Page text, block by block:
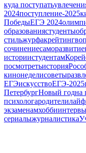
куда поступать
2024поступление-2025
ПобедыЕГЭ 2024
образованиястуденты
стильжурфакрейтинг
сочинениесаморазвитие
историистудентам
посмотретьистория
кинонеделисоветы
ЕГЭискусствоЕГЭ-2025
ПетербургНовый годна
психологародители
экзаменамхобби
сериалыжурналистика